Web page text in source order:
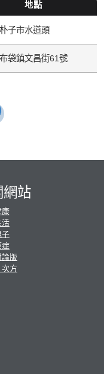
地點
子市水道頭
袋鎮文昌街61號
網站
康
活
子
症
論版
方